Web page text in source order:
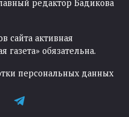
редактор Бадикова
сайта активная
газета» обязательна.
персональных данных